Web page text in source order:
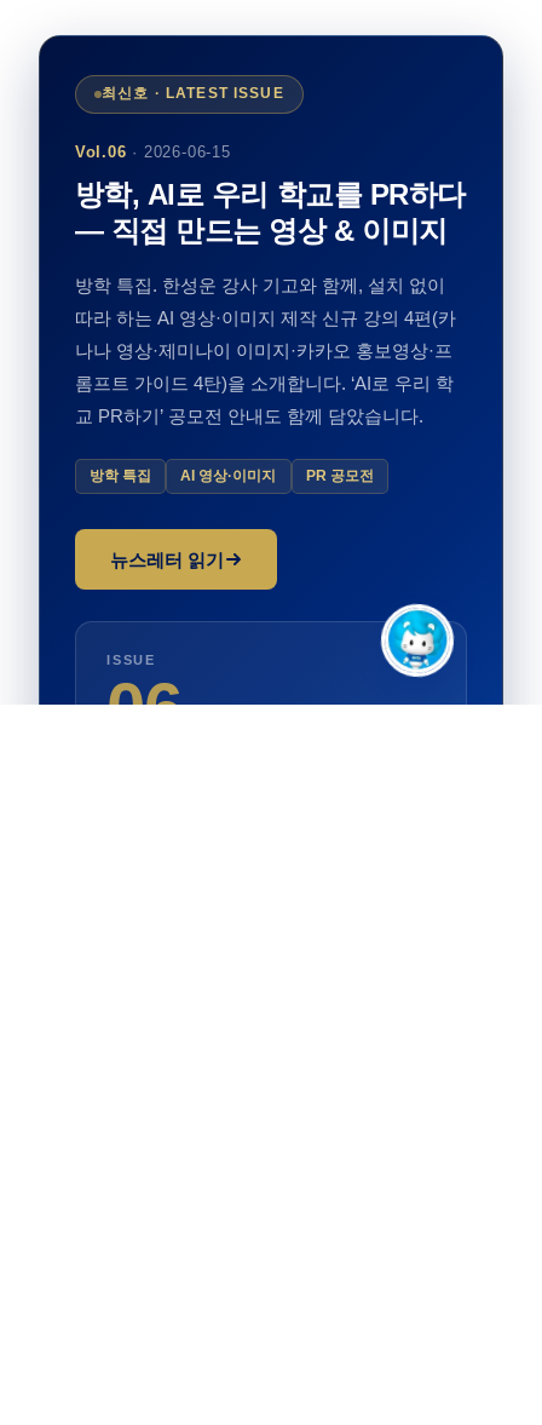
최신호 · LATEST ISSUE
Vol.06 · 2026-06-15
방학, AI로 우리 학교를 PR하다
— 직접 만드는 영상 & 이미지
방학 특집. 한성운 강사 기고와 함께, 설치 없이
따라 하는 AI 영상·이미지 제작 신규 강의 4편(카
나나 영상·제미나이 이미지·카카오 홍보영상·프
롬프트 가이드 4탄)을 소개합니다. ‘AI로 우리 학
교 PR하기’ 공모전 안내도 함께 담았습니다.
방학 특집 AI 영상·이미지 PR 공모전
뉴스레터 읽기
ISSUE
06